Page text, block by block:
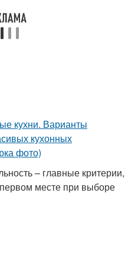
– главные критерии,
месте при выборе